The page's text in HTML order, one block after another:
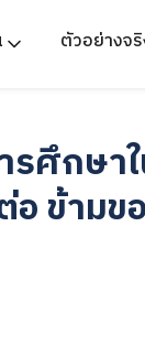
ตัวอย่างจ
ศึกษา
ข้าม